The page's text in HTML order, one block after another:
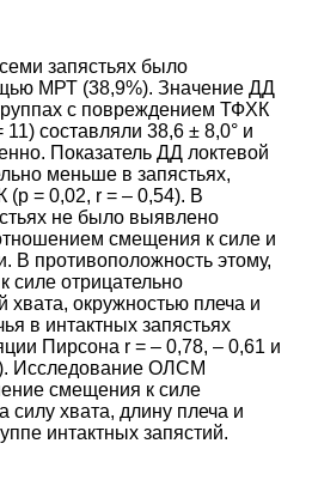
запястьях было
МРТ (38,9%). Значение ДД
с повреждением ТФХК
11) составляли 38,6 ± 8,0° и
Показатель ДД локтевой
меньше в запястьях,
= 0,02, r = – 0,54). В
не было выявлено
смещения к силе и
В противоположность этому,
силе отрицательно
хвата, окружностью плеча и
в интактных запястьях
Пирсона r = – 0,78, – 0,61 и
Исследование ОЛСМ
смещения к силе
силу хвата, длину плеча и
интактных запястий.